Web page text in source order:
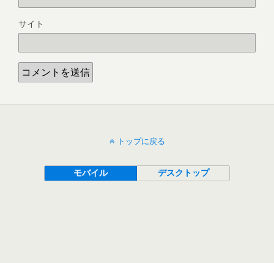
サイト
トップに戻る
モバイル デスクトップ